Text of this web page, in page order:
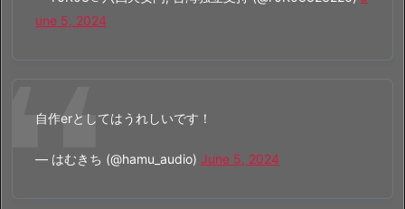
une 5, 2024
自作erとしてはうれしいです！
— はむきち (@hamu_audio) June 5, 2024